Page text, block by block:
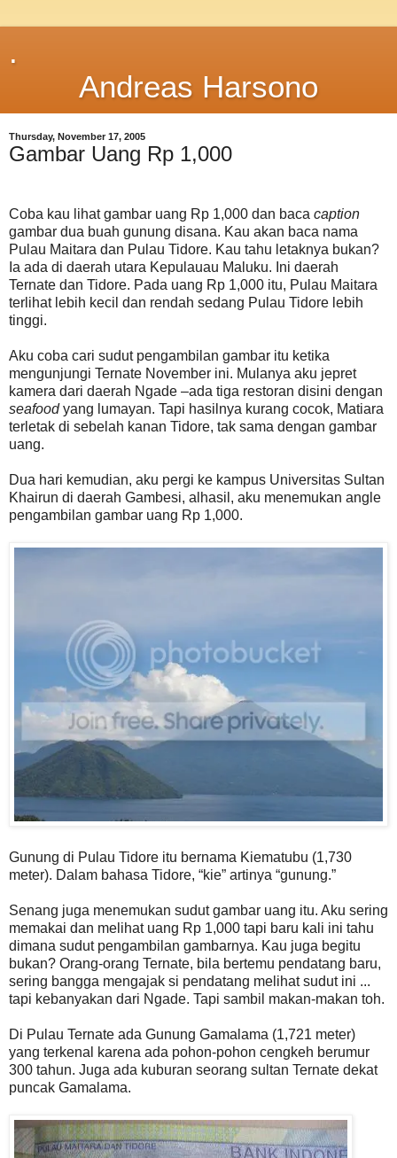
.
Andreas Harsono
Thursday, November 17, 2005
Gambar Uang Rp 1,000
Coba kau lihat gambar uang Rp 1,000 dan baca caption
gambar dua buah gunung disana. Kau akan baca nama
Pulau Maitara dan Pulau Tidore. Kau tahu letaknya bukan?
Ia ada di daerah utara Kepulauau Maluku. Ini daerah
Ternate dan Tidore. Pada uang Rp 1,000 itu, Pulau Maitara
terlihat lebih kecil dan rendah sedang Pulau Tidore lebih
tinggi.
Aku coba cari sudut pengambilan gambar itu ketika
mengunjungi Ternate November ini. Mulanya aku jepret
kamera dari daerah Ngade –ada tiga restoran disini dengan
seafoodyang lumayan. Tapi hasilnya kurang cocok, Matiara
terletak di sebelah kanan Tidore, tak sama dengan gambar
uang.
Dua hari kemudian, aku pergi ke kampus Universitas Sultan
Khairun di daerah Gambesi, alhasil, aku menemukan angle
pengambilan gambar uang Rp 1,000.
Gunung di Pulau Tidore itu bernama Kiematubu (1,730
meter). Dalam bahasa Tidore, “kie” artinya “gunung.”
Senang juga menemukan sudut gambar uang itu. Aku sering
memakai dan melihat uang Rp 1,000 tapi baru kali ini tahu
dimana sudut pengambilan gambarnya. Kau juga begitu
bukan? Orang-orang Ternate, bila bertemu pendatang baru,
sering bangga mengajak si pendatang melihat sudut ini ...
tapi kebanyakan dari Ngade. Tapi sambil makan-makan toh.
Di Pulau Ternate ada Gunung Gamalama (1,721 meter)
yang terkenal karena ada pohon-pohon cengkeh berumur
300 tahun. Juga ada kuburan seorang sultan Ternate dekat
puncak Gamalama.